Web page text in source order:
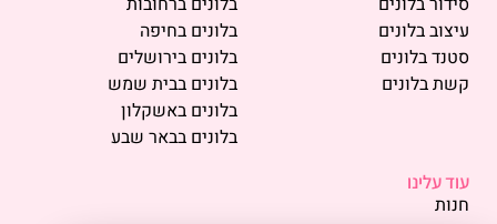
עיצוב בלונים
סטנד בלונים
קשת בלונים
בלונים בחיפה
בלונים בירושלים
בלונים בבית שמש
בלונים באשקלון
בלונים בבאר שבע
עוד עלינו
חנות